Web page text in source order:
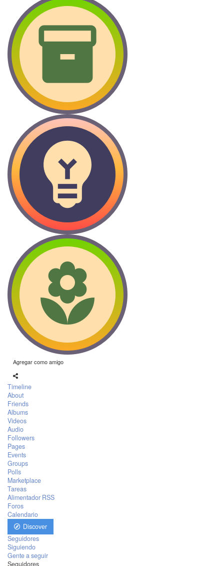
Agregar como amigo
Timeline
About
Friends
Albums
Videos
Audio
Followers
Pages
Events
Groups
Polls
Marketplace
Tareas
Alimentador RSS
Foros
Calendario
Discover
Seguidores
Siguiendo
Gente a seguir
Seguidores